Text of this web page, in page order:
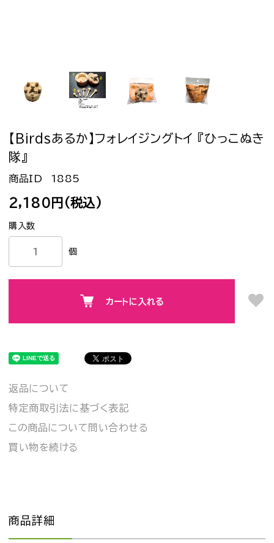
【Birdsあるか】フォレイジングトイ 『ひっこぬき
隊』
1885
2,180円(税込)
個
カートに入れる
返品について
特定商取引法に基づく表記
この商品について問い合わせる
買い物を続ける
商品詳細